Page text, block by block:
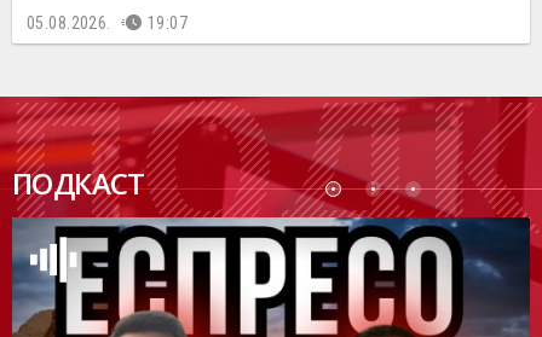
05.08.2026. 19:07
ПОДКАСТ
ПОДК